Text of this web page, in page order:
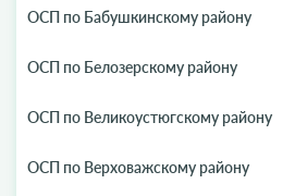
ОСП по Бабушкинскому району
ОСП по Белозерскому району
ОСП по Великоустюгскому району
ОСП по Верховажскому району